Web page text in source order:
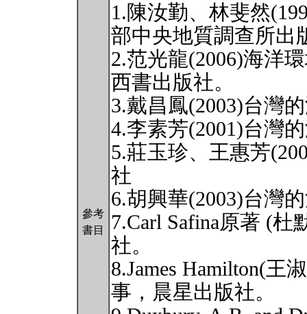
參考
書目
1.陳汝勤、林斐然
部中央地質調查所出
2.范光龍(2006)海洋
西書出版社。
3.戴昌鳳(2003)台灣
4.李素芳(2001)台灣
5.莊玉珍、王惠芳
社
6.胡興華(2003)台灣
7.Carl Safina原著 (
社。
8.James Hamilton(王
事，晨星出版社。